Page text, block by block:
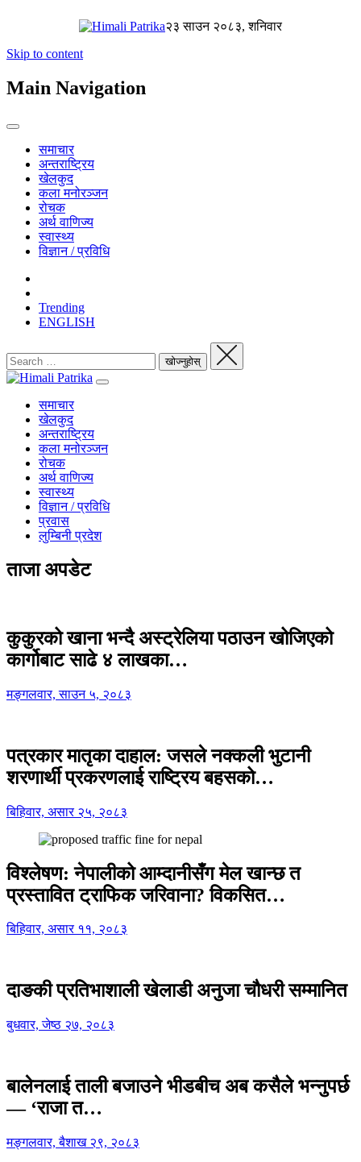
२३ साउन २०८३, शनिवार
Skip to content
Main Navigation
समाचार
अन्तराष्ट्रिय
खेलकुद
कला मनोरञ्जन
रोचक
अर्थ वाणिज्य
स्वास्थ्य
विज्ञान / प्रविधि
Trending
ENGLISH
समाचार
खेलकुद
अन्तराष्ट्रिय
कला मनोरञ्जन
रोचक
अर्थ वाणिज्य
स्वास्थ्य
विज्ञान / प्रविधि
प्रवास
लुम्बिनी प्रदेश
ताजा अपडेट
कुकुरको खाना भन्दै अस्ट्रेलिया पठाउन खोजिएको
कार्गोबाट साढे ४ लाखका…
मङ्गलवार, साउन ५, २०८३
पत्रकार मातृका दाहाल: जसले नक्कली भुटानी
शरणार्थी प्रकरणलाई राष्ट्रिय बहसको…
बिहिवार, असार २५, २०८३
विश्लेषण: नेपालीको आम्दानीसँग मेल खान्छ त
प्रस्तावित ट्राफिक जरिवाना? विकसित…
बिहिवार, असार ११, २०८३
दाङकी प्रतिभाशाली खेलाडी अनुजा चौधरी सम्मानित
बुधवार, जेष्ठ २७, २०८३
बालेनलाई ताली बजाउने भीडबीच अब कसैले भन्नुपर्छ
— ‘राजा त…
मङ्गलवार, बैशाख २९, २०८३